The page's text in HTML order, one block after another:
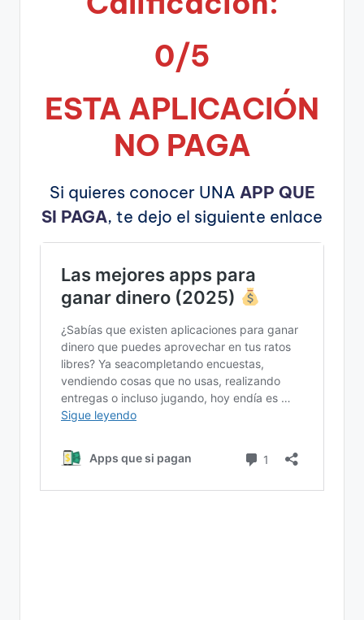
0/5
ESTA APLICACIÓN
NO PAGA
Si quieres conocer UNA APP QUE
SI PAGA, te dejo el siguiente enlace